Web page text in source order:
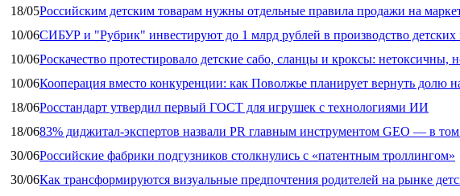
18/05Российским детским товарам нужны отдельные правила продажи на
10/06СИБУР и "Рубрик" инвестируют до 1 млрд рублей в производство детских
10/06Роскачество протестировало детские сабо, сланцы и кроксы: нетоксичны,
10/06Кооперация вместо конкуренции: как Поволжье планирует вернуть долю
18/06Росстандарт утвердил первый ГОСТ для игрушек с технологиями ИИ
18/0683% диджитал‑экспертов назвали PR главным инструментом GEO — в
30/06Российские фабрики подгузников столкнулись с «патентным троллингом»
30/06Как трансформируются визуальные предпочтения родителей на рынке